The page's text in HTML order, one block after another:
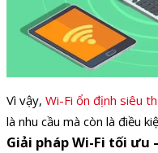
Vì vậy, Wi-Fi ổn định siêu
là nhu cầu mà còn là điều
Giải pháp Wi-Fi tối